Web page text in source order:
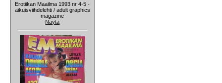
Erotiikan Maailma 1993 nr 4-5 -
aikuisviihdelehti / adult graphics
magazine
Näytä